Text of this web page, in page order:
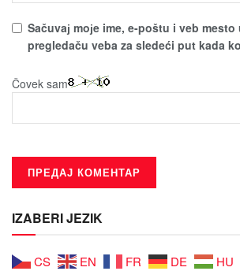
Sačuvaј moјe ime, e-poštu i veb
pregledaču veba za sledeći put kada
Čovek sam
IZABERI JEZIK
CS EN FR DE HU